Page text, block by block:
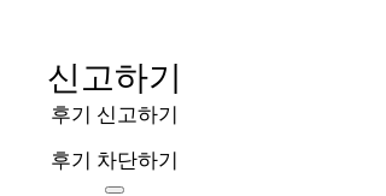
신고하기
후기 신고하기
후기 차단하기